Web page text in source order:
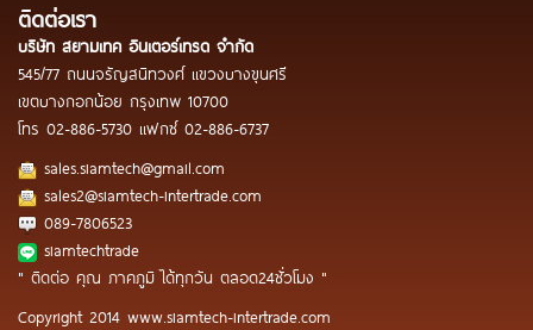
ติดต่อเรา
บริษัท สยามเทค อินเตอร์เทรด จำกัด
545/77 ถนนจรัญสนิทวงศ์ แขวงบางขุนศรี
เขตบางกอกน้อย กรุงเทพ 10700
โทร 02-886-5730 แฟกซ์ 02-886-6737
sales.siamtech@gmail.com
sales2@siamtech-intertrade.com
089-7806523
siamtechtrade
" ติดต่อ คุณ ภาคภูมิ ได้ทุกวัน ตลอด24ชั่วโมง "
Copyright 2014 www.siamtech-intertrade.com